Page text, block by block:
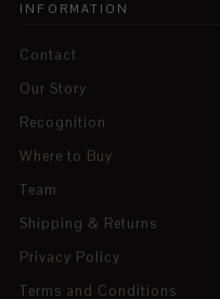
INFORMATION
Contact
Our Story
Recognition
Where to Buy
Team
Shipping & Returns
Privacy Policy
Terms and Conditions